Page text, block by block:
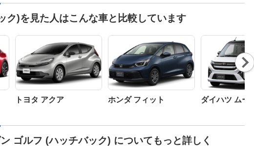
ク)を見た人はこんな車と比較しています
トヨタ アクア ホンダ フィット ダイハツ ムーヴ
Nex
t
ゴルフ (ハッチバック) についてもっと詳しく